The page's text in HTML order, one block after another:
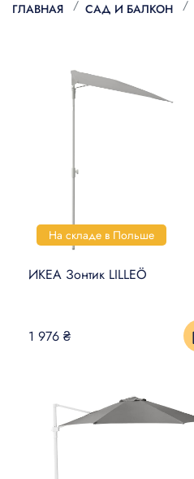
ГЛАВНАЯ САД И БАЛКОН
На складе в Польше
ИКЕА Зонтик LILLEÖ
1 976 ₴